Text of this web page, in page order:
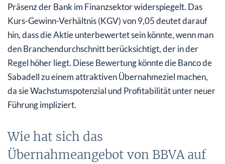
Präsenz der Bank im Finanzsektor widerspiegelt. Das
Kurs-Gewinn-Verhältnis (KGV) von 9,05 deutet darauf
hin, dass die Aktie unterbewertet sein könnte, wenn man
den Branchendurchschnitt berücksichtigt, der in der
Regel höher liegt. Diese Bewertung könnte die Banco de
Sabadell zu einem attraktiven Übernahmeziel machen,
da sie Wachstumspotenzial und Profitabilität unter neuer
Führung impliziert.
Wie hat sich das
Übernahmeangebot von BBVA auf